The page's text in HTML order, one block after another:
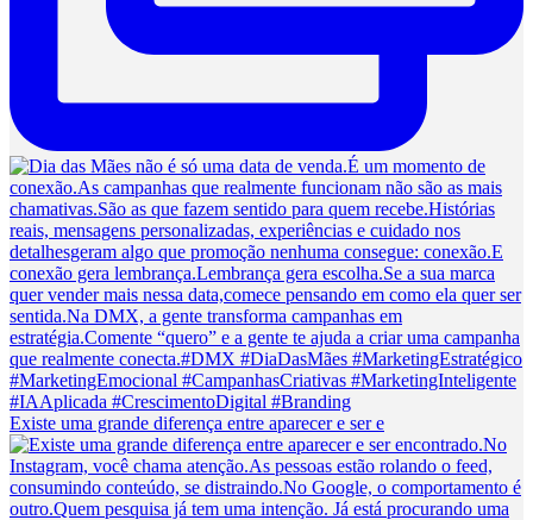
Existe uma grande diferença entre aparecer e ser e